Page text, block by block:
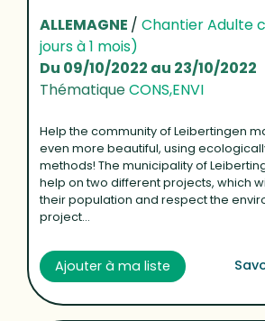
ALLEMAGNE / Chantier Adulte
jours à 1 mois)
Du 09/10/2022 au 23/10/2022
ThématiqueCONS,ENVI
Help the community of Leibertingen
even more beautiful, using
methods! The municipality of
help on two different projects, which
their population and respect the
project...
Ajouter à ma liste